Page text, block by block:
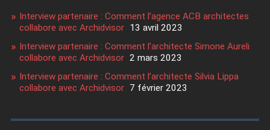
Interview partenaire : Comment l’agence ACB architectes
collabore avec Archidvisor 13 avril 2023
Interview partenaire : Comment l’architecte Simone Aureli
collabore avec Archidvisor 2 mars 2023
Interview partenaire : Comment l’architecte Silvia Lippa
collabore avec Archidvisor 7 février 2023